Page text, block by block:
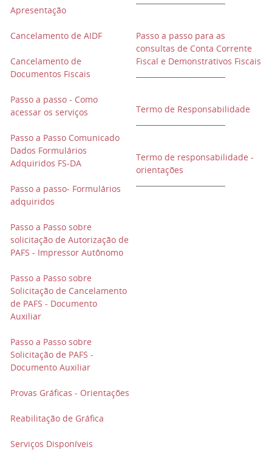
Apresentação
Cancelamento de AIDF
Cancelamento de
Documentos Fiscais
Passo a passo - Como
acessar os serviços
Passo a Passo Comunicado
Dados Formulários
Adquiridos FS-DA
Passo a passo- Formulários
adquiridos
Passo a Passo sobre
solicitação de Autorização de
PAFS - Impressor Autônomo
Passo a Passo sobre
Solicitação de Cancelamento
de PAFS - Documento
Auxiliar
Passo a Passo sobre
Solicitação de PAFS -
Documento Auxiliar
Provas Gráficas - Orientações
Reabilitação de Gráfica
Serviços Disponíveis
Passo a passo para as
consultas de Conta Corrente
Fiscal e Demonstrativos Fiscais
Termo de Responsabilidade
Termo de responsabilidade -
orientações